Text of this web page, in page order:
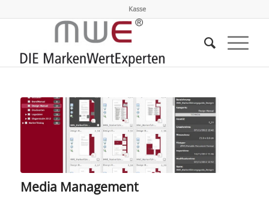
Kasse
Media Management